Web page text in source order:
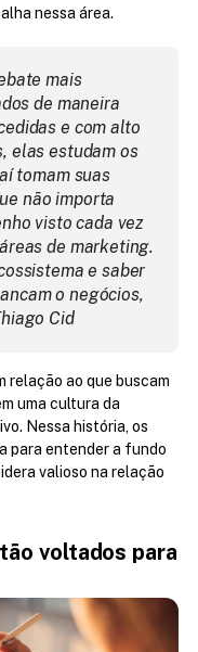
nessa área.
mais
de maneira
e com alto
elas estudam os
tomam suas
não importa
visto cada vez
de marketing.
e saber
o negócios,
Cid
relação ao que buscam
uma cultura da
Nessa história, os
para entender a fundo
valioso na relação
voltados para